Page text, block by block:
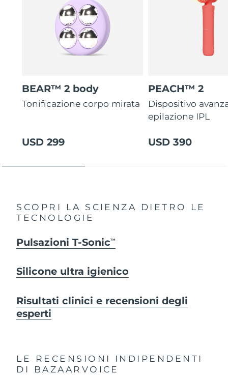
BEAR™ 2 body
Tonificazione corpo mirata
USD 299
PEACH™ 2
Dispositivo
epilazione IPL
USD 390
SCOPRI LA SCIENZA DIETRO LE
TECNOLOGIE
Pulsazioni T-SonicTM
Silicone ultra igienico
Risultati clinici e recensioni degli
esperti
LE RECENSIONI INDIPENDENTI
DI BAZAARVOICE